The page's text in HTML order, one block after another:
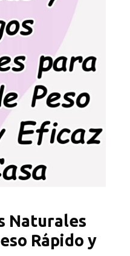
Naturales
Rápido y